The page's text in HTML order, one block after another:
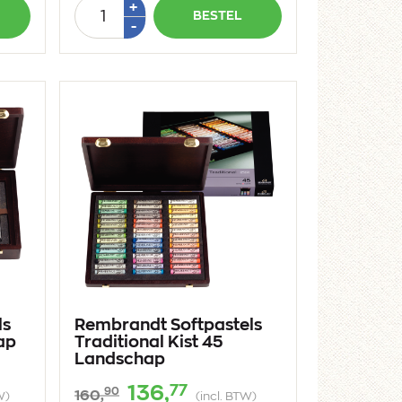
Aantal +Plus
-Min
BESTEL
Rembrandt Softpastels
Traditional Kist 45
Landschap
160,90 136,77 (incl. BTW)